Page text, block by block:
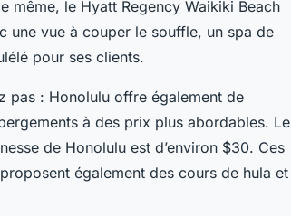
même, le Hyatt Regency Waikiki Beach
une vue à couper le souffle, un spa de
pour ses clients.
pas : Honolulu offre également de
à des prix plus abordables. Le
de Honolulu est d’environ $30. Ces
également des cours de hula et